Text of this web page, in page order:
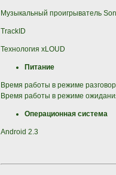
Музыкальный проигрыватель
TrackID
Технология xLOUD
Питание
Время работы в режиме
Время работы в режиме
Операционная система
Android 2.3